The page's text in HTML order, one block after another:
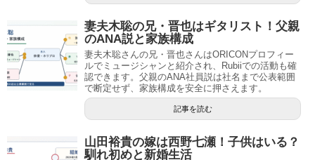
妻夫木聡の兄・晋也はギタリスト！父親
のANA説と家族構成
妻夫木聡さんの兄・晋也さんはORICONプロフィー
ルでミュージシャンと紹介され、Rubiiでの活動も確
認できます。父親のANA社員説は社名まで公表範囲
で断定せず、家族構成を安全に押さえます。
記事を読む
山田裕貴の嫁は西野七瀬！子供はいる？
馴れ初めと新婚生活